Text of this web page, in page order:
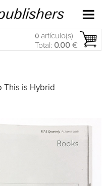
0 artículo(s)
Total: 0.00 €
This is Hybrid